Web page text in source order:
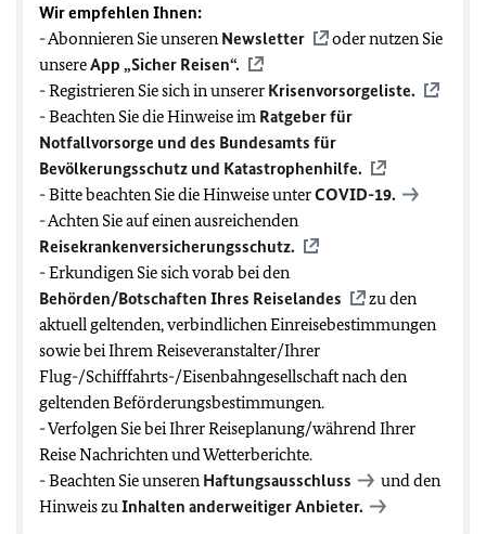
Wir empfehlen Ihnen:
- Abonnieren Sie unseren Newsletter
oder nutzen Sie
unsereApp „Sicher Reisen“.
- Registrieren Sie sich in unserer Krisenvorsorgeliste.
- Beachten Sie die Hinweise im Ratgeber für
Notfallvorsorge und des Bundesamts für
Bevölkerungsschutz und Katastrophenhilfe.
- Bitte beachten Sie die Hinweise unterCOVID-19.
- Achten Sie auf einen ausreichenden
Reisekrankenversicherungsschutz.
- Erkundigen Sie sich vorab bei den
Behörden/Botschaften Ihres Reiselandes
zu den
aktuell geltenden, verbindlichen Einreisebestimmungen
sowie bei Ihrem Reiseveranstalter/Ihrer
Flug-/Schifffahrts-/Eisenbahngesellschaft nach den
geltenden Beförderungsbestimmungen.
- Verfolgen Sie bei Ihrer Reiseplanung/während Ihrer
Reise Nachrichten und Wetterberichte.
- Beachten Sie unseren Haftungsausschluss
und den
Hinweis zuInhalten anderweitiger Anbieter.